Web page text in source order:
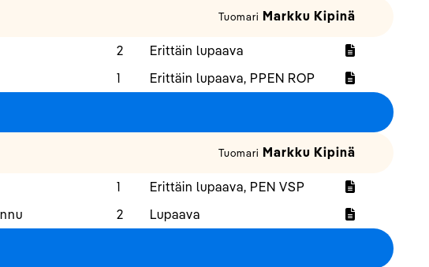
Tuomari Markku Kipinä
2
Erittäin lupaava
1 Erittäin lupaava, PPEN ROP
Tuomari Markku Kipinä
1
Erittäin lupaava, PEN VSP
2 Lupaava